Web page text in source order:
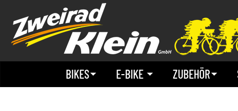
BIKES E-BIKE ZUBEHÖR